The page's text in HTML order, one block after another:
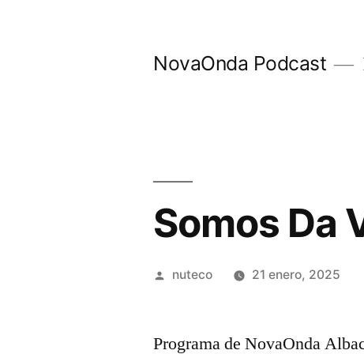
NovaOnda Podcast
Somos Da
Publicada
nuteco 21 enero, 2025
Programa de NovaOnda